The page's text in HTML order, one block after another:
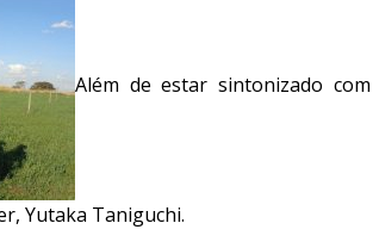
Além de estar sintonizado com
Yutaka Taniguchi.